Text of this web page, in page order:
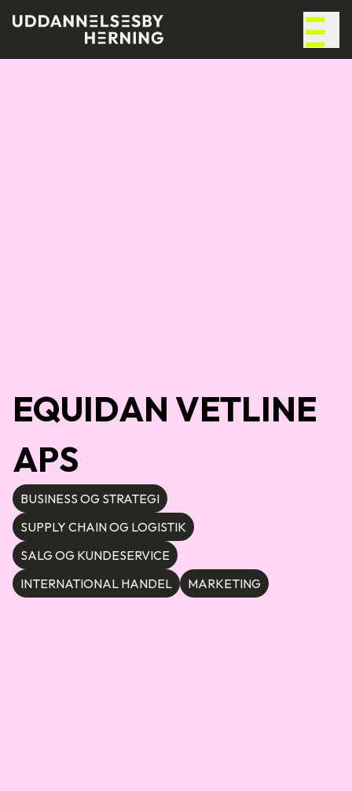
EQUIDAN VETLINE
APS
BUSINESS OG STRATEGI
SUPPLY CHAIN OG LOGISTIK
SALG OG KUNDESERVICE
INTERNATIONAL HANDEL
MARKETING